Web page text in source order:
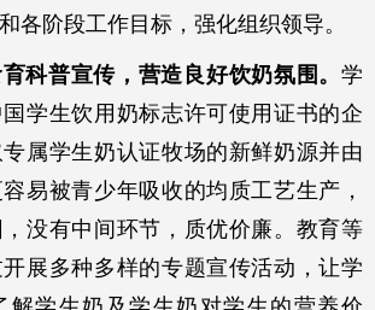
各阶段工作目标，强化组织领导。
科普宣传，营造良好饮奶氛围。 学
学生饮用奶标志许可使用证书的企
属学生奶认证牧场的新鲜奶源并由
易被青少年吸收的均质工艺生产，
没有中间环节，质优价廉。教育等
展多种多样的专题宣传活动，让学